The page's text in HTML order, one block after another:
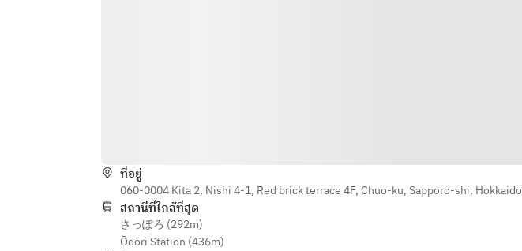
ที่อยู่
060-0004 Kita 2, Nishi 4-1, Red brick terrace 4F, Chuo-ku, Sapporo-shi, Hokkaido
สถานีที่ใกล้ที่สุด
さっぽろ (292m)
Ōdōri Station (436m)